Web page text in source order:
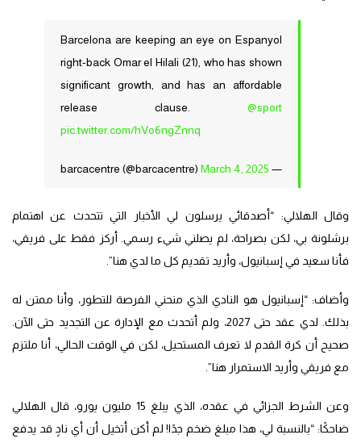
Barcelona are keeping an eye on Espanyol
right-back Omar el Hilali (21), who has shown
significant growth, and has an affordable
release clause. @sport
pic.twitter.com/hVo6ngZnnq
— barcacentre (@barcacentre)
March 4, 2025
وقال الهلالي: “أصدقائي يرسلون لي الأخبار التي تتحدث عن اهتمام
برشلونة بي، لكن بصراحة، لم يصلني شيء رسمي. أركز فقط على فريقي،
فأنا سعيد في إسبانيول، وأريد تقديم كل ما لدي هنا”.
وأضاف: “إسبانيول هو النادي الذي منحني الفرصة للتطور، وأنا ممتن له
بذلك. لدي عقد حتى 2027، ولم أتحدث مع الإدارة عن التجديد حتى الآن.
صحيح أن كرة القدم لا تعرف المستحيل، لكن في الوقت الحالي، أنا ملتزم
مع فريقي وأريد الاستمرار هنا”.
وعن الشرط الجزائي في عقده، الذي يبلغ 15 مليون يورو، قال الهلالي
ضاحكًا: “بالنسبة لي، هذا مبلغ ضخم جدًا! لم أكن أتخيل أن أي نادٍ قد يدفع